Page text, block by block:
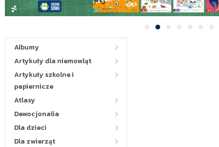
Albumy
Artykuły dla niemowląt
Artykuły szkolne i
papiernicze
Atlasy
Dewocjonalia
Dla dzieci
Dla zwierząt